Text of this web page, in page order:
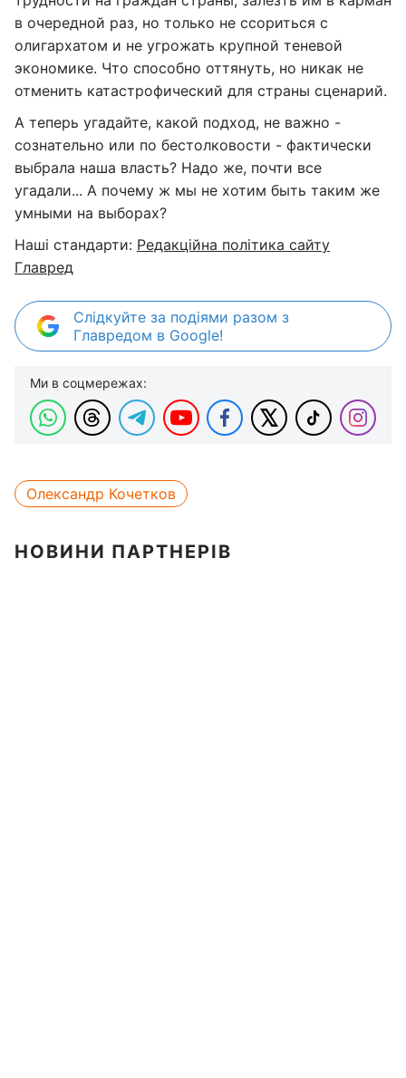
в очередной раз, но только не ссориться с
олигархатом и не угрожать крупной теневой
экономике. Что способно оттянуть, но никак не
отменить катастрофический для страны сценарий.
А теперь угадайте, какой подход, не важно -
сознательно или по бестолковости - фактически
выбрала наша власть? Надо же, почти все
угадали... А почему ж мы не хотим быть таким же
умными на выборах?
Наші стандарти: Редакційна політика сайту
Главред
Слідкуйте за подіями разом з
Главредом в Google!
Ми в соцмережах:
Олександр Кочетков
НОВИНИ ПАРТНЕРІВ